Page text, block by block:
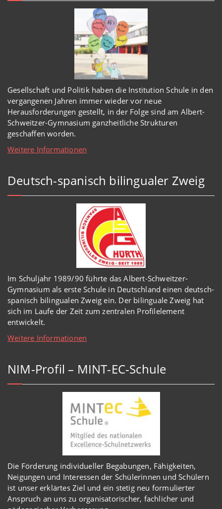
Gesellschaft und Politik haben die Institution Schule in den
vergangenen Jahren immer wiedervor neue
Herausforderungen gestellt, in der Folge sind am Albert-
Schweitzer-Gymnasium ganzheitliche Strukturen
geschaffen worden.
Weitere Informationen
Deutsch-spanisch bilingualer Zweig
Im Schuljahr 1989/90 führte das Albert-Schweitzer-
Gymnasium als erste Schule in Deutschland einen deutsch-
spanisch bilingualen Zweig ein. Der bilinguale Zweig hat
sich im Laufe der Zeit zum zentralen Profilelement
entwickelt.
Weitere Informationen
NIM-Profil – MINT-EC-Schule
Die Förderung individueller Begabungen, Fähigkeiten,
Neigungen und Interessen der Schülerinnen und Schülern
ist unser erklärtes Ziel und ein stetig neu formulierter
Anspruch an uns zu organisatorischer, fachlicher und